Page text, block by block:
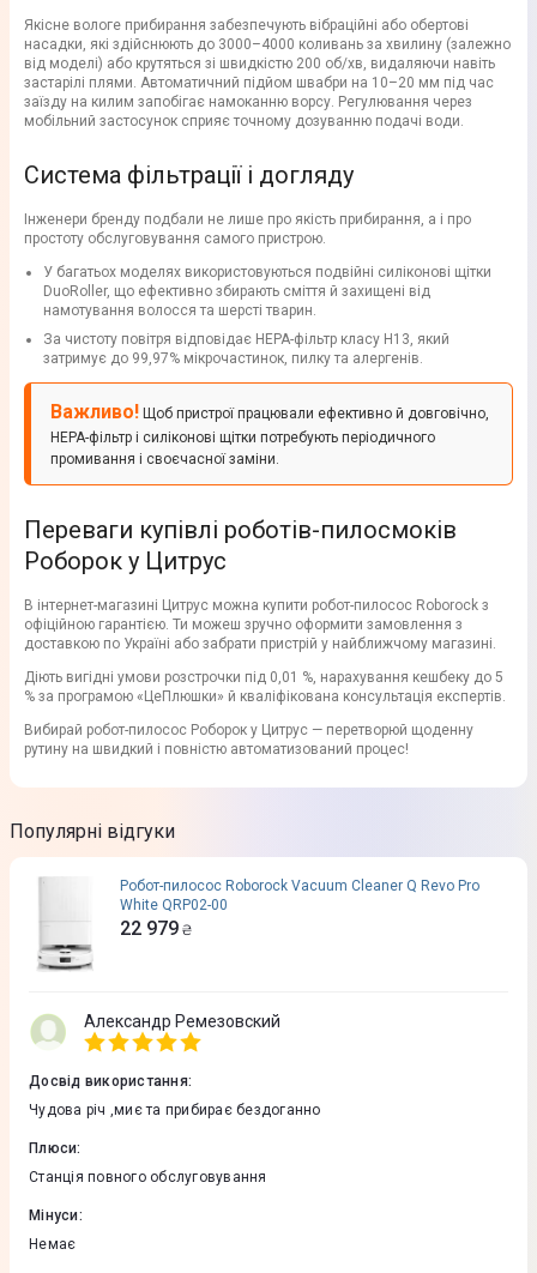
Якісне вологе прибирання забезпечують вібраційні або обертові
насадки, які здійснюють до 3000–4000 коливань за хвилину (залежно
від моделі) або крутяться зі швидкістю 200 об/хв, видаляючи навіть
застарілі плями. Автоматичний підйом швабри на 10–20 мм під час
заїзду на килим запобігає намоканню ворсу. Регулювання через
мобільний застосунок сприяє точному дозуванню подачі води.
Система фільтрації і догляду
Інженери бренду подбали не лише про якість прибирання, а і про
простоту обслуговування самого пристрою.
У багатьох моделях використовуються подвійні силіконові щітки
DuoRoller, що ефективно збирають сміття й захищені від
намотування волосся та шерсті тварин.
За чистоту повітря відповідає HEPA-фільтр класу H13, який
затримує до 99,97% мікрочастинок, пилку та алергенів.
Важливо! Щоб пристрої працювали ефективно й довговічно,
HEPA-фільтр і силіконові щітки потребують періодичного
промивання і своєчасної заміни.
Переваги купівлі роботів-пилосмоків
Роборок у Цитрус
В інтернет-магазині Цитрус можна купити робот-пилосос Roborock з
офіційною гарантією. Ти можеш зручно оформити замовлення з
доставкою по Україні або забрати пристрій у найближчому магазині.
Діють вигідні умови розстрочки під 0,01 %, нарахування кешбеку до 5
% за програмою «ЦеПлюшки» й кваліфікована консультація експертів.
Вибирай робот-пилосос Роборок у Цитрус — перетворюй щоденну
рутину на швидкий і повністю автоматизований процес!
Популярні відгуки
Робот-пилосос Roborock Vacuum Cleaner Q Revo Pro
White QRP02-00
22 979 ₴
Александр Ремезовский
Досвід використання:
Чудова річ ,миє та прибирає бездоганно
Плюси:
Станція повного обслуговування
Мінуси:
Немає